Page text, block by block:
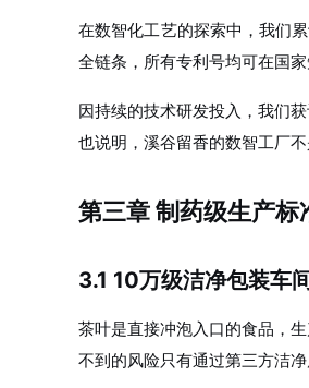
在数智化工艺的探索中，我们
全链条，所有专利号均可在国家
因持续的技术研发投入，我们
也说明，溪谷留香的数智工厂
第三章 制药级生产
3.1 10万级洁净包装车
茶叶是直接冲泡入口的食品，
不到的风险只有通过第三方洁净